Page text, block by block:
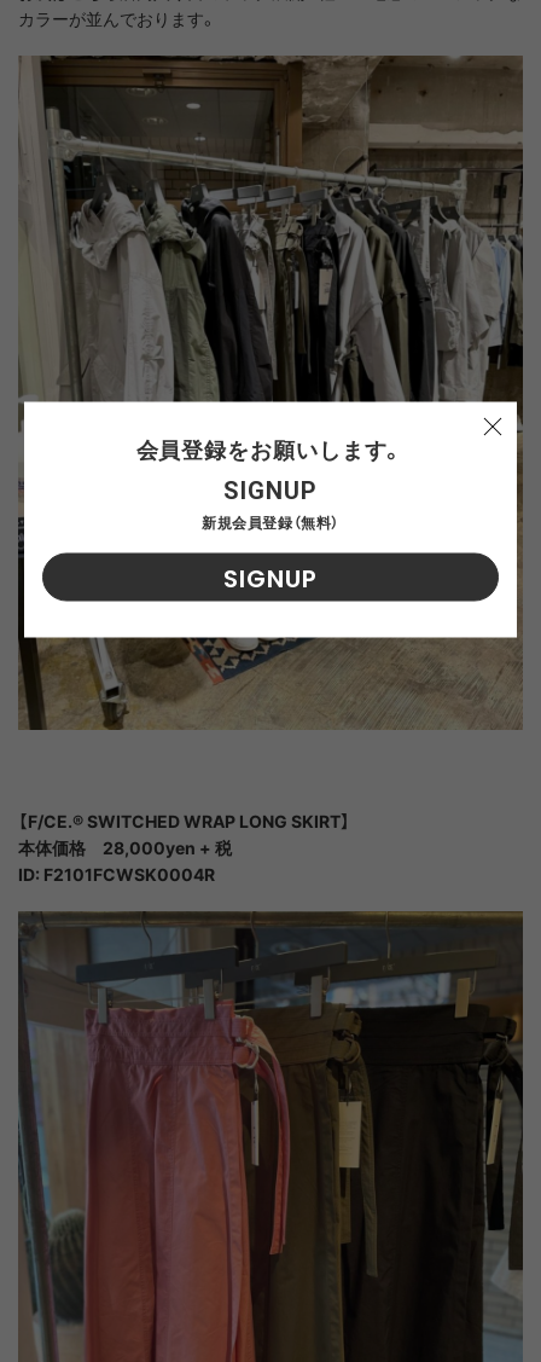
カラーが並んでおります。
【F/CE.® SWITCHED WRAP LONG SKIRT】
本体価格 28,000yen + 税
ID: F2101FCWSK0004R
会員登録をお願いします。
SIGNUP
新規会員登録（無料）
SIGNUP